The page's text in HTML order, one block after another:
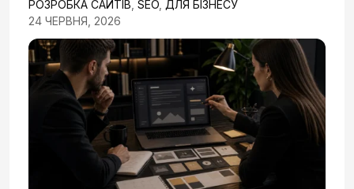
РОЗРОБКА САЙТІВ SEO ДЛЯ БІЗНЕСУ
24 ЧЕРВНЯ, 2026